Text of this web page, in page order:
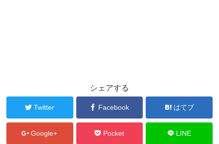
シェアする
Twitter Facebook はてブ
Google+ Pocket LINE